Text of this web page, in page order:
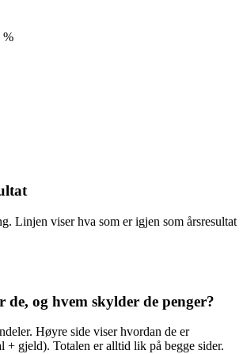
%
Linjen viser hva som er igjen som årsresultat
de, og hvem skylder de penger?
Høyre side viser hvordan de er
+ gjeld). Totalen er alltid lik på begge sider.